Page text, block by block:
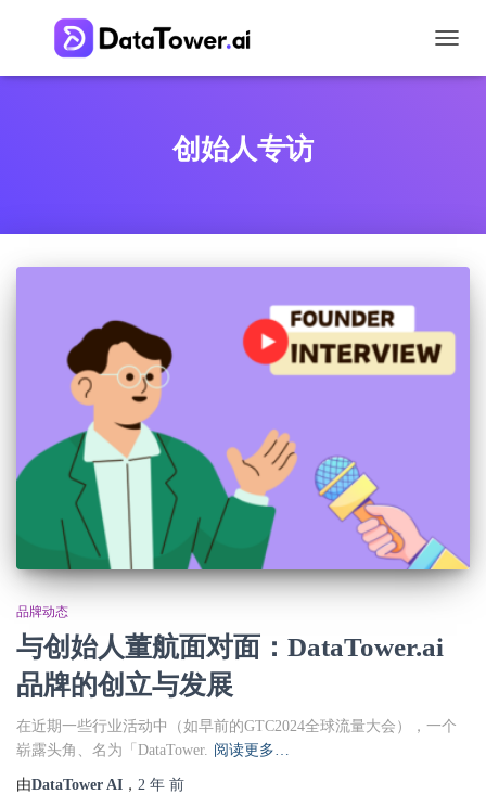
换
创始人专访
品牌动态
与创始人董航面对面：DataTower.ai
品牌的创立与发展
在近期一些行业活动中（如早前的GTC2024全球流量大会），一个
崭露头角、名为「DataTower. 阅读更多…
由DataTower AI ， 2 年 前